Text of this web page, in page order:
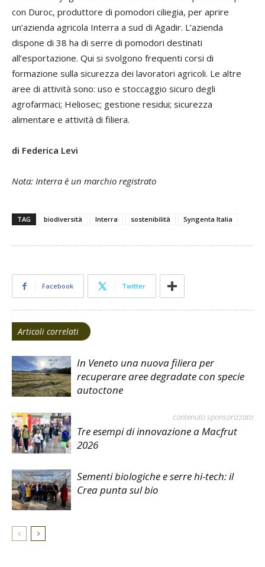
con Duroc, produttore di pomodori ciliegia, per aprire
un’azienda agricola Interra a sud di Agadir. L’azienda
dispone di 38 ha di serre di pomodori destinati
all’esportazione. Qui si svolgono frequenti corsi di
formazione sulla sicurezza dei lavoratori agricoli. Le altre
aree di attività sono: uso e stoccaggio sicuro degli
agrofarmaci; Heliosec; gestione residui; sicurezza
alimentare e attività di filiera.
di Federica Levi
Nota: Interra è un marchio registrato
TAG biodiversità Interra sostenibilità Syngenta Italia
Facebook Twitter
Articoli correlati
In Veneto una nuova filiera per
recuperare aree degradate con specie
autoctone
contenuto sponsorizzato
Tre esempi di innovazione a Macfrut
2026
Sementi biologiche e serre hi-tech: il
Crea punta sul bio